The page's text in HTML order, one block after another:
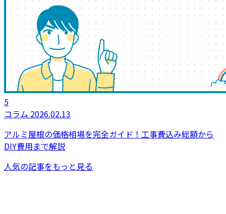
5
コラム 2026.02.13
アルミ屋根の価格相場を完全ガイド！工事費込み総額から
DIY費用まで解説
人気の記事をもっと見る